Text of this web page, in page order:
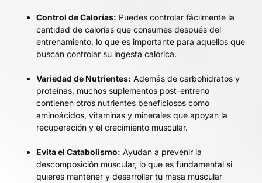
Control de Calorías: Puedes controlar fácilmente la
cantidad de calorías que consumes después del
entrenamiento, lo que es importante para aquellos que
buscan controlar su ingesta calórica.
Variedad de Nutrientes: Además de carbohidratos y
proteínas, muchos suplementos post-entreno
contienen otros nutrientes beneficiosos como
aminoácidos, vitaminas y minerales que apoyan la
recuperación y el crecimiento muscular.
Evita el Catabolismo: Ayudan a prevenir la
descomposición muscular, lo que es fundamental si
quieres mantener y desarrollar tu masa muscular